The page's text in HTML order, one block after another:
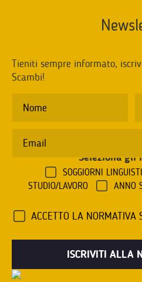
Tieniti sempre informato,
Scambi!
Seleziona gli
SOGGIORNI
STUDIO/LAVORO
ANNO
ACCETTO LA NORMATIVA